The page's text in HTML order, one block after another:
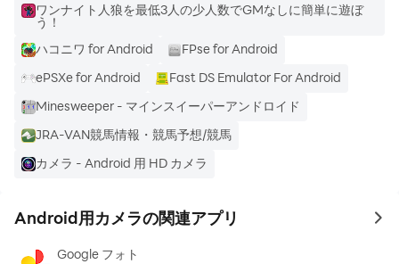
ワンナイト人狼を最低3人の少人数でGMなしに簡単に遊ぼ
う！
ハコニワ for Android
FPse for Android
ePSXe for Android
Fast DS Emulator For Android
Minesweeper - マインスイーパーアンドロイド
JRA-VAN競馬情報・競馬予想/競馬
カメラ - Android 用 HD カメラ
Android用カメラの関連アプリ to
Google フォト